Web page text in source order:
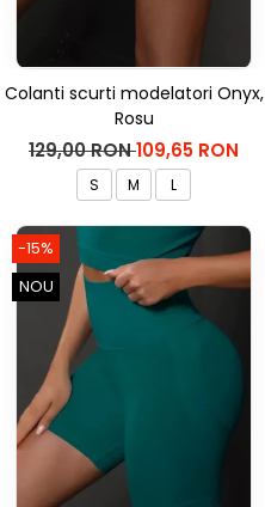
Colanti scurti modelatori Onyx,
Rosu
129,00 RON109,65 RON
S M L
-15%
NOU